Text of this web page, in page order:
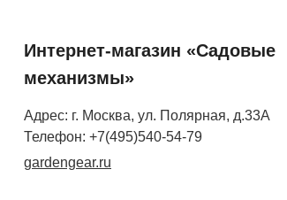
Адрес: г. Москва, ул. Полярная, д.33А
Телефон: +7(495)540-54-79
Интернет-магазин «Садовые
механизмы»
gardengear.ru